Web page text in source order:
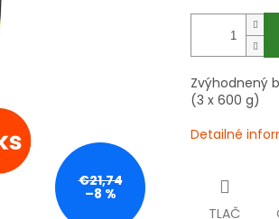
€21,74
–8 %
Zvýhodnený
(3 x 600 g)
Detailné
TLAČ